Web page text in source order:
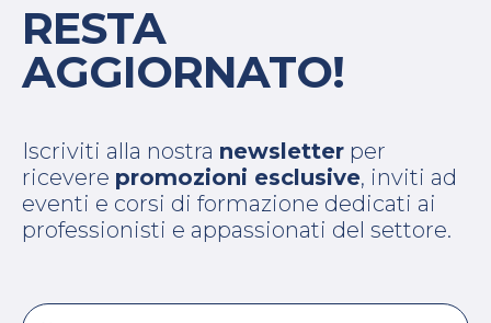
RESTA
AGGIORNATO!
Iscriviti alla nostra newsletter per
ricevere promozioni esclusive, inviti ad
eventi e corsi di formazione dedicati ai
professionisti e appassionati del settore.